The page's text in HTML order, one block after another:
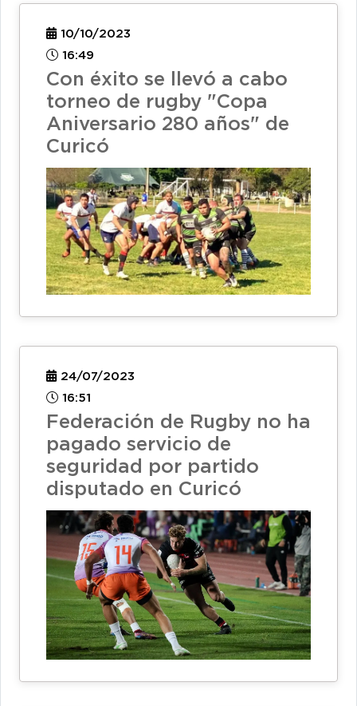
10/10/2023
16:49
Con éxito se llevó a cabo
torneo de rugby "Copa
Aniversario 280 años" de
Curicó
24/07/2023
16:51
Federación de Rugby no ha
pagado servicio de
seguridad por partido
disputado en Curicó